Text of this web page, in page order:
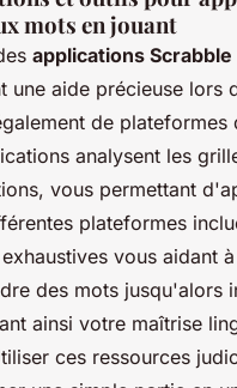
mots en jouant
applications
une aide précieuse lors
de plateformes
analysent les
vous permettant
plateformes
vous aidant
des mots jusqu'alors
ainsi votre maîtrise
ces ressources